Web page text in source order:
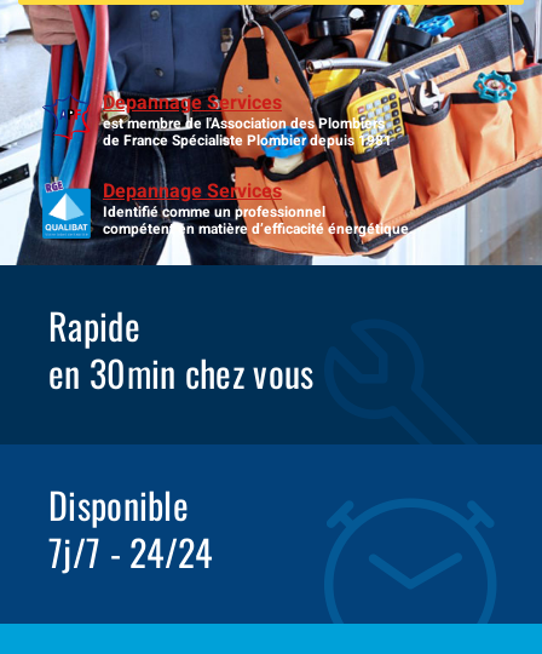
Depannage Services
est membre de l'Association des Plombiers
de France Spécialiste Plombier depuis 1981
Depannage Services
Identifié comme un professionnel
compétent en matière d’efficacité énergétique.
Rapide
en 30min chez vous
Disponible
7j/7 - 24/24